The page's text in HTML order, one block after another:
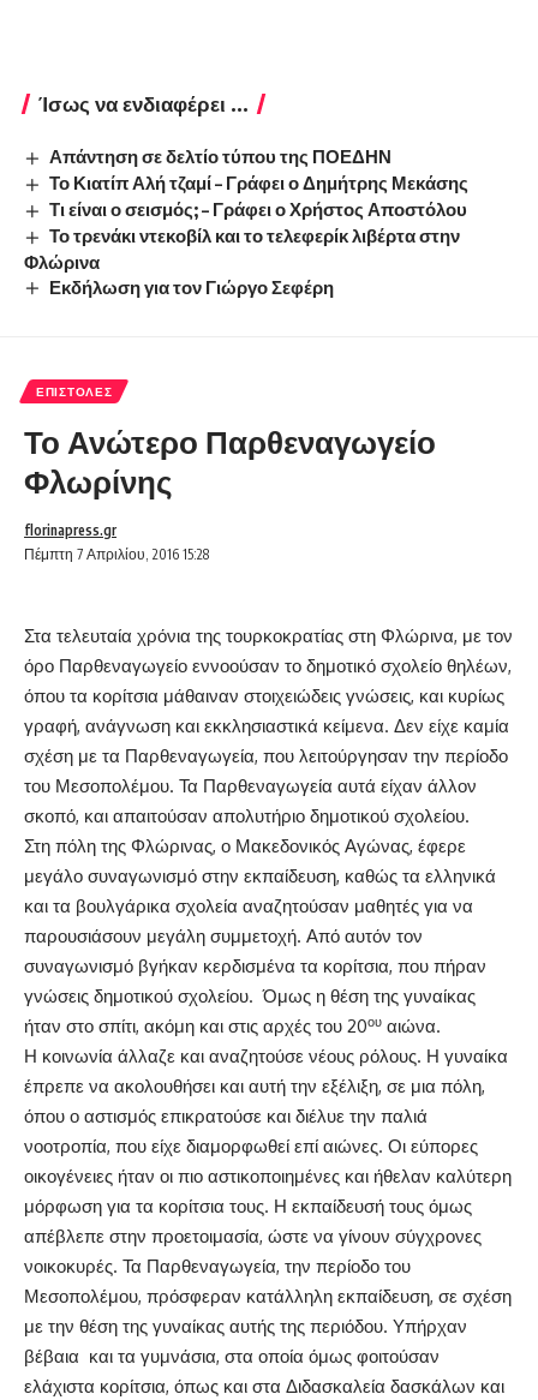
Ίσως να ενδιαφέρει ...
Απάντηση σε δελτίο τύπου της ΠΟΕΔΗΝ
Το Κιατίπ Αλή τζαμί – Γράφει ο Δημήτρης Μεκάσης
Τι είναι ο σεισμός; – Γράφει ο Χρήστος Αποστόλου
Το τρενάκι ντεκοβίλ και το τελεφερίκ λιβέρτα στην
Φλώρινα
Εκδήλωση για τον Γιώργο Σεφέρη
ΕΠΙΣΤΟΛΈΣ
Το Ανώτερο Παρθεναγωγείο
Φλωρίνης
Πέμπτη 7 Απριλίου, 2016 15:28
florinapress.gr
Στα τελευταία χρόνια της τουρκοκρατίας στη Φλώρινα, με τον
όρο Παρθεναγωγείο εννοούσαν το δημοτικό σχολείο θηλέων,
όπου τα κορίτσια μάθαιναν στοιχειώδεις γνώσεις, και κυρίως
γραφή, ανάγνωση και εκκλησιαστικά κείμενα. Δεν είχε καμία
σχέση με τα Παρθεναγωγεία, που λειτούργησαν την περίοδο
του Μεσοπολέμου. Τα Παρθεναγωγεία αυτά είχαν άλλον
σκοπό, και απαιτούσαν απολυτήριο δημοτικού σχολείου.
Στη πόλη της Φλώρινας, ο Μακεδονικός Αγώνας, έφερε
μεγάλο συναγωνισμό στην εκπαίδευση, καθώς τα ελληνικά
και τα βουλγάρικα σχολεία αναζητούσαν μαθητές για να
παρουσιάσουν μεγάλη συμμετοχή. Από αυτόν τον
συναγωνισμό βγήκαν κερδισμένα τα κορίτσια, που πήραν
γνώσεις δημοτικού σχολείου. Όμως η θέση της γυναίκας
ήταν στο σπίτι, ακόμη και στις αρχές του 20ου αιώνα.
Η κοινωνία άλλαζε και αναζητούσε νέους ρόλους. Η γυναίκα
έπρεπε να ακολουθήσει και αυτή την εξέλιξη, σε μια πόλη,
όπου ο αστισμός επικρατούσε και διέλυε την παλιά
νοοτροπία, που είχε διαμορφωθεί επί αιώνες. Οι εύπορες
οικογένειες ήταν οι πιο αστικοποιημένες και ήθελαν καλύτερη
μόρφωση για τα κορίτσια τους. Η εκπαίδευσή τους όμως
απέβλεπε στην προετοιμασία, ώστε να γίνουν σύγχρονες
νοικοκυρές. Τα Παρθεναγωγεία, την περίοδο του
Μεσοπολέμου, πρόσφεραν κατάλληλη εκπαίδευση, σε σχέση
με την θέση της γυναίκας αυτής της περιόδου. Υπήρχαν
βέβαια και τα γυμνάσια, στα οποία όμως φοιτούσαν
ελάχιστα κορίτσια, όπως και στα Διδασκαλεία δασκάλων και